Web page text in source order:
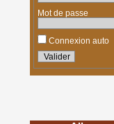
Mot de passe
Connexion auto